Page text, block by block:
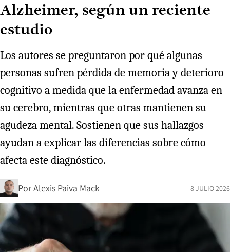
Alzheimer, según un reciente
estudio
Los autores se preguntaron por qué algunas
personas sufren pérdida de memoria y deterioro
cognitivo a medida que la enfermedad avanza en
su cerebro, mientras que otras mantienen su
agudeza mental. Sostienen que sus hallazgos
ayudan a explicar las diferencias sobre cómo
afecta este diagnóstico.
PorAlexis Paiva Mack 8 JULIO 2026